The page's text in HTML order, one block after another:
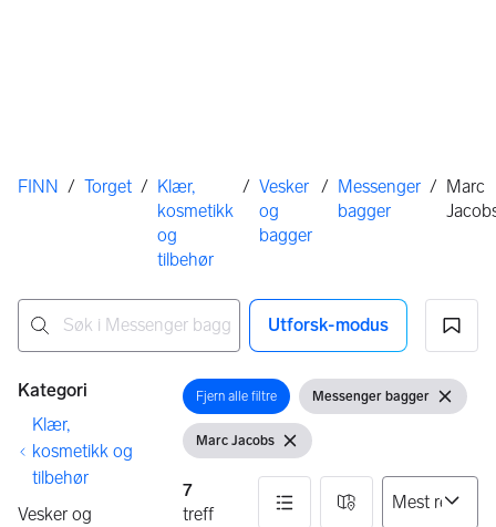
Her er du
FINN / Torget / Klær,
kosmetikk
og
tilbehør
/ Vesker
og
bagger
/ Messenger
bagger
/ Marc
Utforsk-modus
Filtre
Kategori
Klær,
kosmetikk og
tilbehør
Vesker og
Åpne filter
Fjern alle filtre Vis filter
Messenger bagger Fjern
Vis filter
Marc Jacobs Fjern filter
7
treff